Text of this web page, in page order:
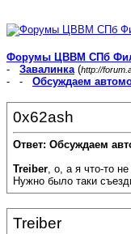
Форумы ЦВВМ СПб
- Завалинка(http://
- - Обсуждаем
0x62ash
Ответ: Обсуждаем
Treiber, о, а я что-то
Нужно было таки
Treiber